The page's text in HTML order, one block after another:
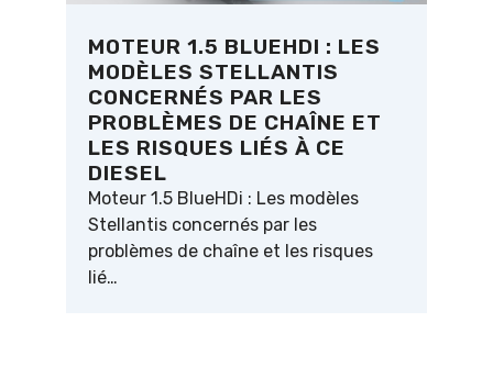
MOTEUR 1.5 BLUEHDI : LES
MODÈLES STELLANTIS
CONCERNÉS PAR LES
PROBLÈMES DE CHAÎNE ET
LES RISQUES LIÉS À CE
DIESEL
Moteur 1.5 BlueHDi : Les modèles
Stellantis concernés par les
problèmes de chaîne et les risques
lié…